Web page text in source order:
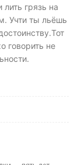
грязь на
Учти ты льёшь
говорить не